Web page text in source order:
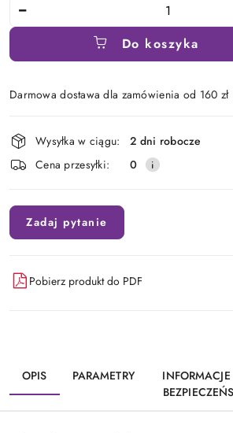
Do koszyka
Darmowa dostawa dla zamówienia od 160 zł
Dostępność
i
dostawa
Wysyłka w ciągu:
2 dni robocze
Cena przesyłki:
0
Zadaj pytanie
Pobierz produkt do PDF
OPIS PARAMETRY
INFORMACJE